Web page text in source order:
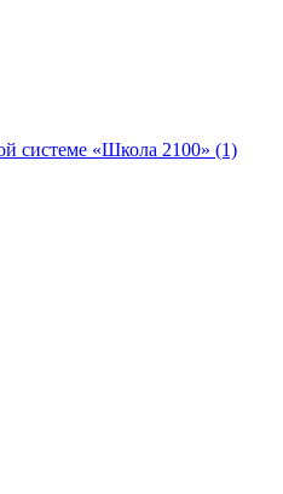
системе «Школа 2100» (1)